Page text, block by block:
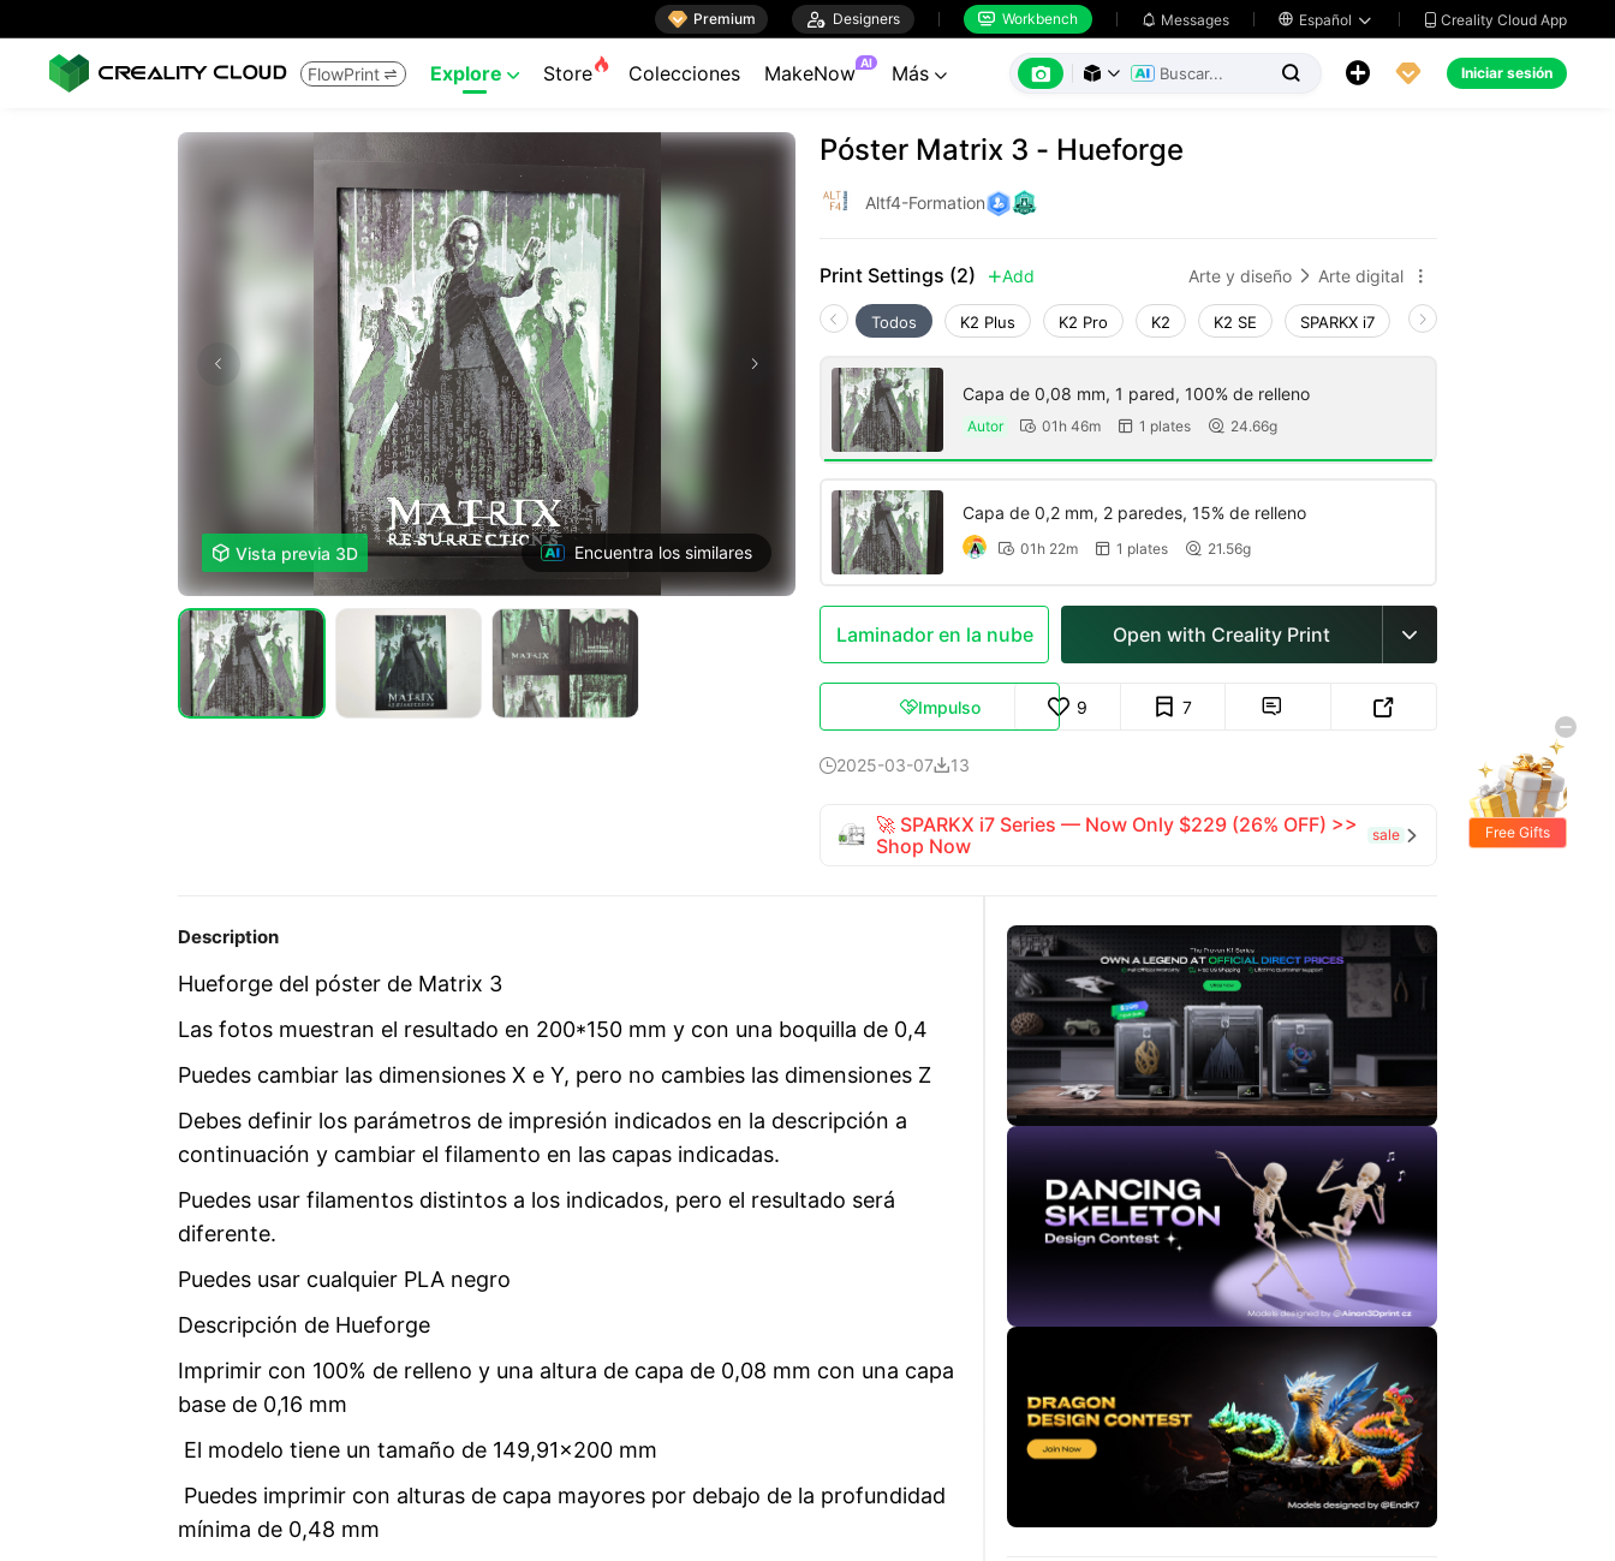
 Premium  Designers  Workbench  Messages  Español   Creality Cloud App
FlowPrint  Explore  Store Colecciones MakeNow AI Más        Iniciar sesión
 Vista previa 3D Encuentra los similares
Póster Matrix 3 - Hueforge
Altf4-Formation
Print Settings (2) Add Arte y diseño  Arte digital 
Todos K2 Plus K2 Pro K2 K2 SE SPARKX i7 Creality Hi
Capa de 0,08 mm, 1 pared, 100% de relleno
Autor  01h 46m  1 plates  24.66g
Capa de 0,2 mm, 2 paredes, 15% de relleno
 01h 22m  1 plates  21.56g
Laminador en la nube Open with Creality Print 
Impulso 9 7  
2025-03-0713
🚀 SPARKX i7 Series — Now Only $229 (26% OFF) >>
Shop Now
sale 
Description
Hueforge del póster de Matrix 3
Las fotos muestran el resultado en 200*150 mm y con una boquilla de 0,4
Puedes cambiar las dimensiones X e Y, pero no cambies las dimensiones Z
Debes definir los parámetros de impresión indicados en la descripción a
continuación y cambiar el filamento en las capas indicadas.
Puedes usar filamentos distintos a los indicados, pero el resultado será
diferente.
Puedes usar cualquier PLA negro
Descripción de Hueforge
Imprimir con 100% de relleno y una altura de capa de 0,08 mm con una capa
base de 0,16 mm
El modelo tiene un tamaño de 149,91x200 mm
Puedes imprimir con alturas de capa mayores por debajo de la profundidad
mínima de 0,48 mm
Free Gifts